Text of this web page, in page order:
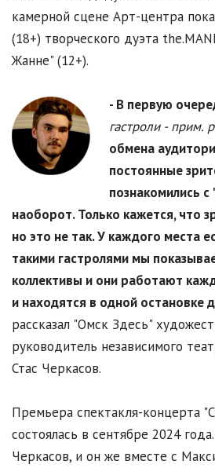
камерной сцене Арт-центра
(18+) творческого дуэта
Жанне" (12+).
- В первую
гастроли - прим.
обмена
постоянные
познакомились
наоборот. Только кажется, что
но это не так. У каждого места
такими гастролями мы
коллективы и они работают
и находятся в одной остановке
рассказал "Омск Здесь"
руководитель независимого
Стас Черкасов.
Премьера спектакля-концерта
состоялась в сентябре 2024
Черкасов, и он же вместе с